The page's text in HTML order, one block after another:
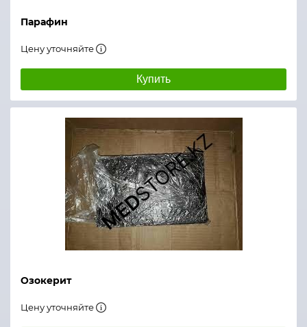
Парафин
Цену уточняйте
Купить
Озокерит
Цену уточняйте